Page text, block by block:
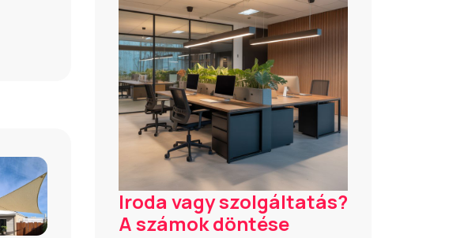
Iroda vagy szolgáltatás?
A számok döntése